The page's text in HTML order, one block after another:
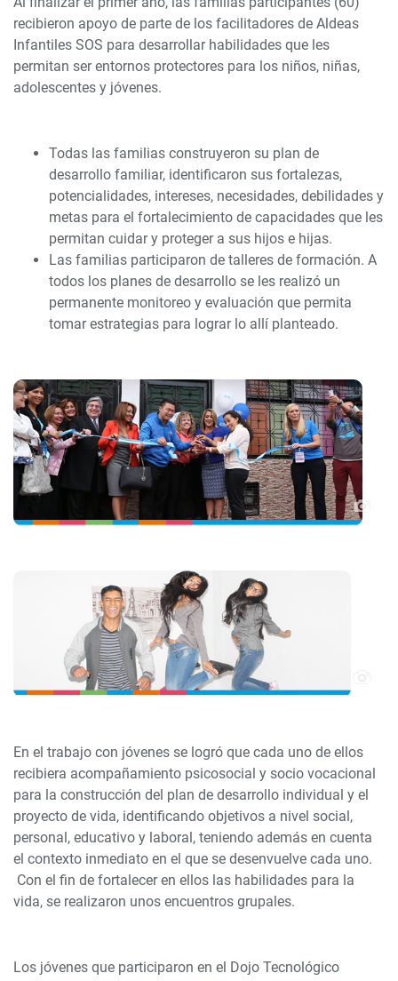
recibieron apoyo de parte de los facilitadores de Aldeas
Infantiles SOS para desarrollar habilidades que les
permitan ser entornos protectores para los niños, niñas,
adolescentes y jóvenes.
Todas las familias construyeron su plan de
desarrollo familiar, identificaron sus fortalezas,
potencialidades, intereses, necesidades, debilidades y
metas para el fortalecimiento de capacidades que les
permitan cuidar y proteger a sus hijos e hijas.
Las familias participaron de talleres de formación. A
todos los planes de desarrollo se les realizó un
permanente monitoreo y evaluación que permita
tomar estrategias para lograr lo allí planteado.
En el trabajo con jóvenes se logró que cada uno de ellos
recibiera acompañamiento psicosocial y socio vocacional
para la construcción del plan de desarrollo individual y el
proyecto de vida, identificando objetivos a nivel social,
personal, educativo y laboral, teniendo además en cuenta
el contexto inmediato en el que se desenvuelve cada uno.
Con el fin de fortalecer en ellos las habilidades para la
vida, se realizaron unos encuentros grupales.
Los jóvenes que participaron en el Dojo Tecnológico